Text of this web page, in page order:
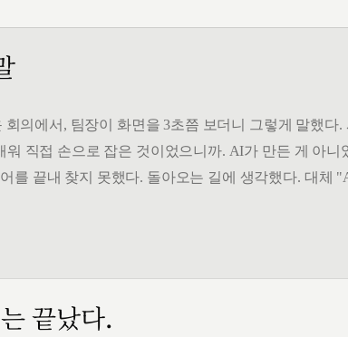
의에서, 팀장이 화면을 3초쯤 보더니 그렇게 말했다
워 직접 손으로 잡은 것이었으니까. AI가 만든 게 아
를 끝내 찾지 못했다. 돌아오는 길에 생각했다. 대체
끝났다.